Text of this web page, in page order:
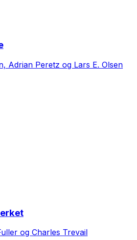
Adrian Peretz og Lars E. Olsen
og Charles Trevail